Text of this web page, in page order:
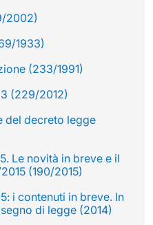
2002)
1933)
(233/1991)
(229/2012)
del decreto legge
Le novità in breve e il
(190/2015)
i contenuti in breve. In
di legge (2014)